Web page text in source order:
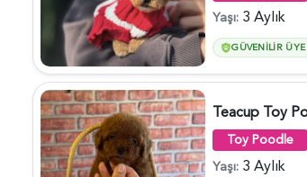
Yaşı: 3 Aylık
GÜVENILIR ÜYE
Toy Poodle
Yaşı: 3 Aylık